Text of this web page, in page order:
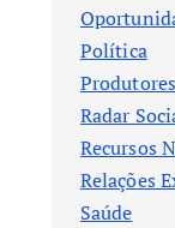
Política
Radar
Recursos
Relações
Saúde